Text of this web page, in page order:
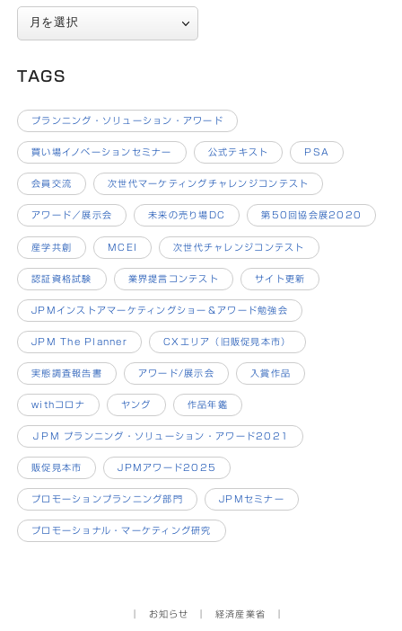
ARCHIVE
TAGS
プランニング・ソリューション・アワード
買い場イノベーションセミナー 公式テキスト PSA
会員交流 次世代マーケティングチャレンジコンテスト
アワード／展示会 未来の売り場DC 第50回協会展2020
産学共創 MCEI 次世代チャレンジコンテスト
認証資格試験 業界提言コンテスト サイト更新
JPMインストアマーケティングショー＆アワード勉強会
JPM The Planner CXエリア（旧販促見本市）
実態調査報告書 アワード/展示会 入賞作品
withコロナ ヤング 作品年鑑
ＪPM プランニング・ソリューション・アワード2021
販促見本市 JPMアワード2025
プロモーションプランニング部門 JPMセミナー
プロモーショナル・マーケティング研究
お知らせ 経済産業省